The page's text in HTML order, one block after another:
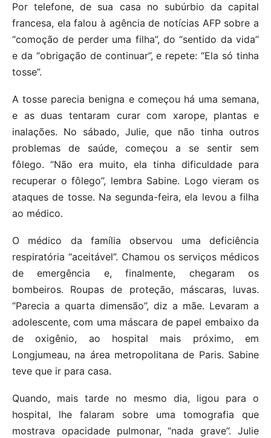
Por telefone, de sua casa no subúrbio da capital
francesa, ela falou à agência de notícias AFP sobre a
“comoção de perder uma filha”, do “sentido da vida”
e da “obrigação de continuar”, e repete: “Ela só tinha
tosse”.
A tosse parecia benigna e começou há uma semana,
e as duas tentaram curar com xarope, plantas e
inalações. No sábado, Julie, que não tinha outros
problemas de saúde, começou a se sentir sem
fôlego. “Não era muito, ela tinha dificuldade para
recuperar o fôlego”, lembra Sabine. Logo vieram os
ataques de tosse. Na segunda-feira, ela levou a filha
ao médico.
O médico da família observou uma deficiência
respiratória “aceitável”. Chamou os serviços médicos
de emergência e, finalmente, chegaram os
bombeiros. Roupas de proteção, máscaras, luvas.
“Parecia a quarta dimensão”, diz a mãe. Levaram a
adolescente, com uma máscara de papel embaixo da
de oxigênio, ao hospital mais próximo, em
Longjumeau, na área metropolitana de Paris. Sabine
teve que ir para casa.
Quando, mais tarde no mesmo dia, ligou para o
hospital, lhe falaram sobre uma tomografia que
mostrava opacidade pulmonar, “nada grave”. Julie